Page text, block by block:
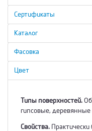
Сертификаты
Каталог
Фасовка
Цвет
Типы поверхностей.
гипсовые, деревянные
Свойства.